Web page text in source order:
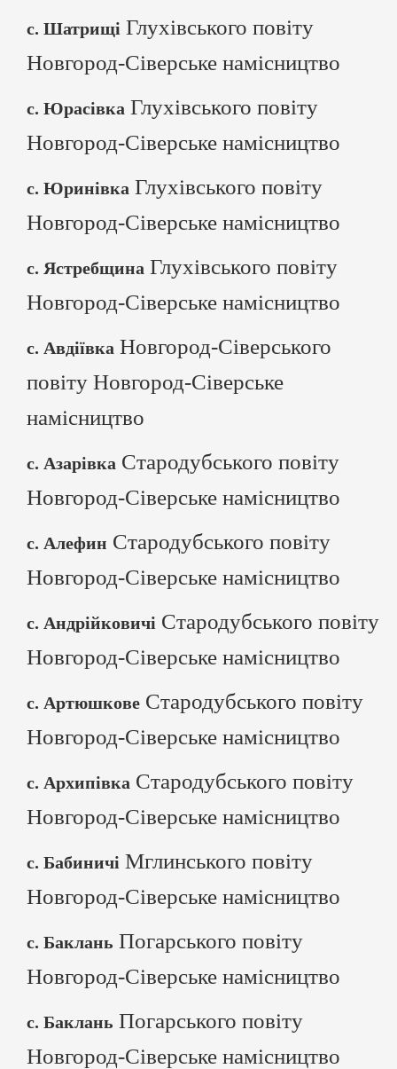
с. Шатрищі Глухівського повіту
Новгород-Сіверське намісництво
с. Юрасівка Глухівського повіту
Новгород-Сіверське намісництво
с. Юринівка Глухівського повіту
Новгород-Сіверське намісництво
с. Ястребщина Глухівського повіту
Новгород-Сіверське намісництво
с. Авдіївка Новгород-Сіверського
повіту Новгород-Сіверське
намісництво
с. Азарівка Стародубського повіту
Новгород-Сіверське намісництво
с. Алефин Стародубського повіту
Новгород-Сіверське намісництво
с. Андрійковичі Стародубського повіту
Новгород-Сіверське намісництво
с. Артюшкове Стародубського повіту
Новгород-Сіверське намісництво
с. Архипівка Стародубського повіту
Новгород-Сіверське намісництво
с. Бабиничі Мглинського повіту
Новгород-Сіверське намісництво
с. Баклань Погарського повіту
Новгород-Сіверське намісництво
с. Баклань Погарського повіту
Новгород-Сіверське намісництво